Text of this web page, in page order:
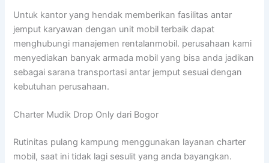
Untuk kantor yang hendak memberikan fasilitas antar
jemput karyawan dengan unit mobil terbaik dapat
menghubungi manajemen rentalanmobil. perusahaan kami
menyediakan banyak armada mobil yang bisa anda jadikan
sebagai sarana transportasi antar jemput sesuai dengan
kebutuhan perusahaan.
Charter Mudik Drop Only dari Bogor
Rutinitas pulang kampung menggunakan layanan charter
mobil, saat ini tidak lagi sesulit yang anda bayangkan.